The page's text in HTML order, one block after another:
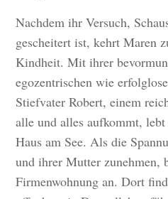
Nachdem ihr Versuch,
gescheitert ist, kehrt Maren
Kindheit. Mit ihrer
egozentrischen wie
Stiefvater Robert, einem
alle und alles aufkommt,
Haus am See. Als die
und ihrer Mutter zunehmen,
Firmenwohnung an. Dort